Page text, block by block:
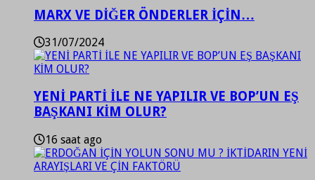
MARX VE DİĞER ÖNDERLER İÇİN…
31/07/2024
YENİ PARTİ İLE NE YAPILIR VE BOP’UN EŞ
BAŞKANI KİM OLUR?
16 saat ago